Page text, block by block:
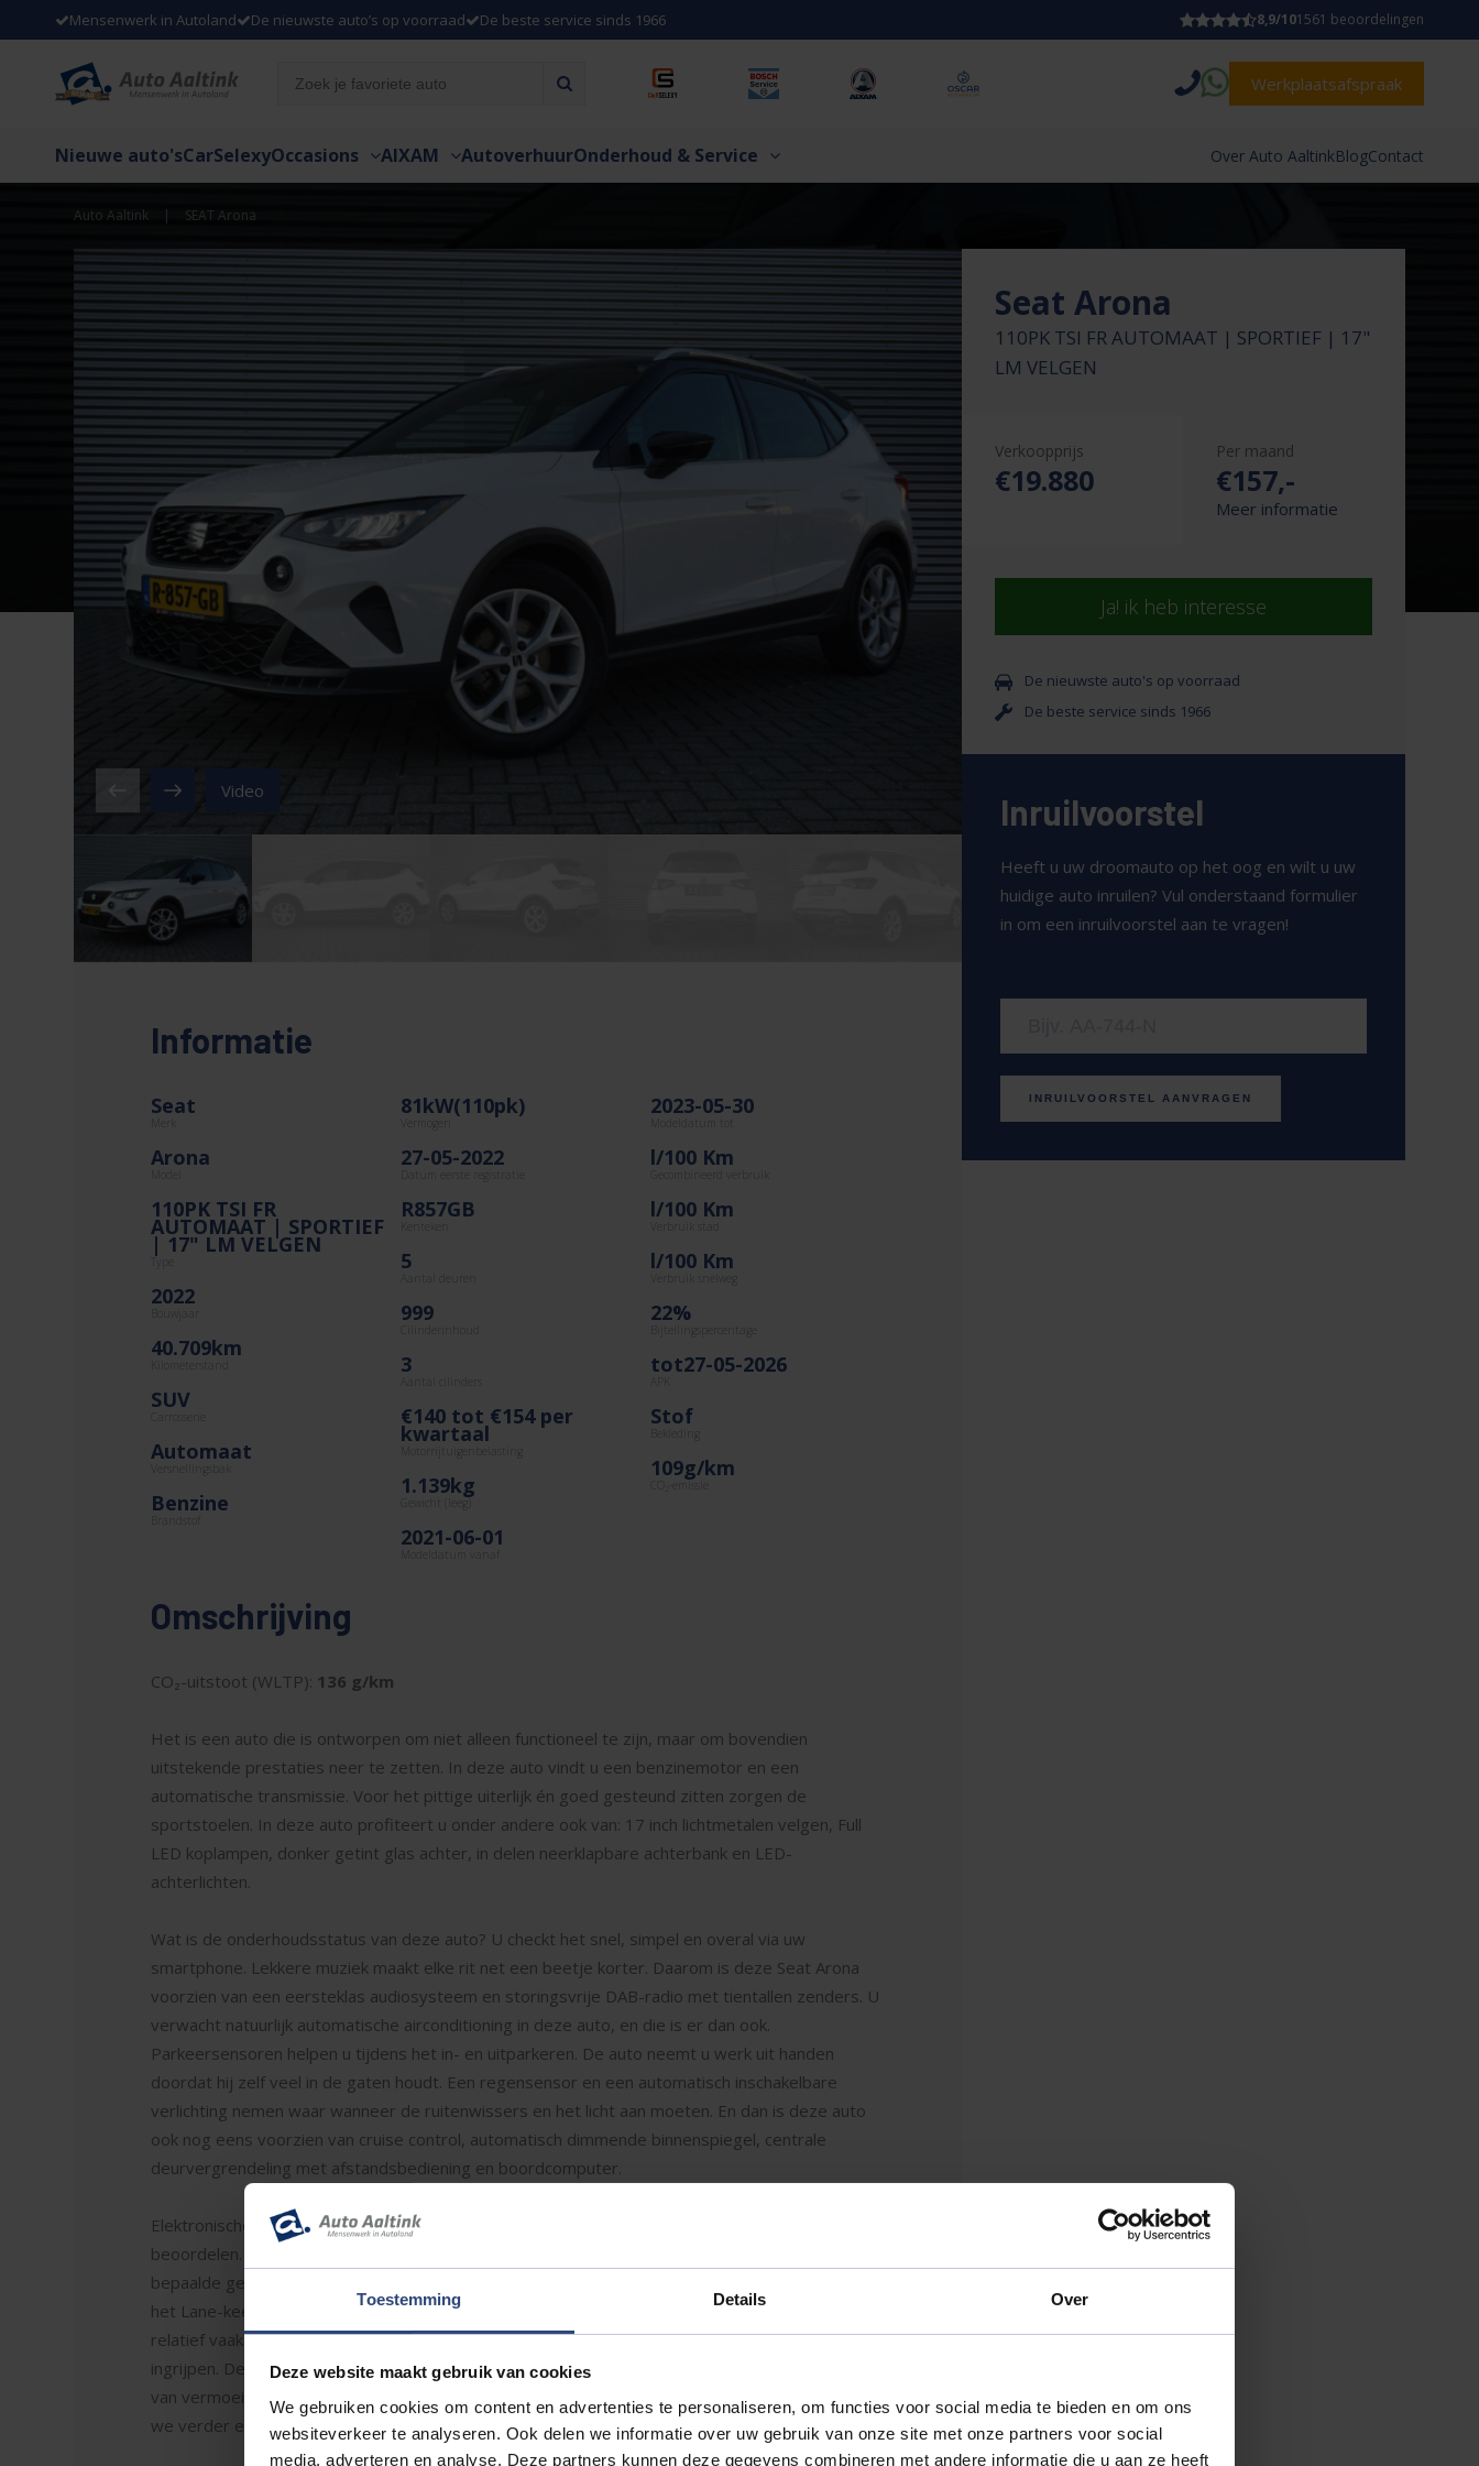
Toestemming Details Over
Deze website maakt gebruik van cookies
We gebruiken cookies om content en advertenties te personaliseren, om functies voor social media te bieden en om ons
websiteverkeer te analyseren. Ook delen we informatie over uw gebruik van onze site met onze partners voor social
media, adverteren en analyse. Deze partners kunnen deze gegevens combineren met andere informatie die u aan ze heeft
Mensenwerk in Autoland De nieuwste auto’s op voorraad De beste service sinds 1966 8,9/101561 beoordelingen
Werkplaatsafspraak
Nieuwe auto'sCarSelexyOccasions AIXAM AutoverhuurOnderhoud & Service Over Auto AaltinkBlogContact
Auto Aaltink | SEAT Arona
Video
Informatie
Seat
Arona
110PK TSI FR
AUTOMAAT | SPORTIEF
| 17" LM VELGEN
2022
40.709km
SUV
Automaat
Versnellingsbak
Benzine
81kW(110pk)
Vermogen
27-05-2022
Datum eerste registratie
R857GB
5
999
3
€140 tot €154 per
kwartaal
Motorrijtuigenbelasting
1.139kg
Gewicht (leeg)
2021-06-01
2023-05-30
l/100 Km
l/100 Km
l/100 Km
Verbruik snelweg
22%
Bijtellingspercentage
tot27-05-2026
Stof
Bekleding
109g/km
Omschrijving
CO₂-uitstoot (WLTP): 136 g/km
Het is een auto die is ontworpen om niet alleen functioneel te zijn, maar om bovendien
uitstekende prestaties neer te zetten. In deze auto vindt u een benzinemotor en een
automatische transmissie. Voor het pittige uiterlijk én goed gesteund zitten zorgen de
sportstoelen. In deze auto profiteert u onder andere ook van: 17 inch lichtmetalen velgen, Full
LED koplampen, donker getint glas achter, in delen neerklapbare achterbank en LED-
achterlichten.
Wat is de onderhoudsstatus van deze auto? U checkt het snel, simpel en overal via uw
smartphone. Lekkere muziek maakt elke rit net een beetje korter. Daarom is deze Seat Arona
voorzien van een eersteklas audiosysteem en storingsvrije DAB-radio met tientallen zenders. U
verwacht natuurlijk automatische airconditioning in deze auto, en die is er dan ook.
Parkeersensoren helpen u tijdens het in- en uitparkeren. De auto neemt u werk uit handen
doordat hij zelf veel in de gaten houdt. Een regensensor en een automatisch inschakelbare
verlichting nemen waar wanneer de ruitenwissers en het licht aan moeten. En dan is deze auto
ook nog eens voorzien van cruise control, automatisch dimmende binnenspiegel, centrale
deurvergrendeling met afstandsbediening en boordcomputer.
Elektronische veiligheidsvoorzieningen helpen u onderweg om de situatie op de weg te
beoordelen. Deze systemen waarschuwen u als er een riskante situatie ontstaat, en kunnen in
bepaalde gevallen ook zelf ingrijpen. Indien u onbedoeld de rijstrook lijkt te verlaten, reageert
het Lane-keeping systeem meteen en corrigeert. Botsingen met een voorligger gebeuren
relatief vaak. De forward collision warning slaat tijdig alarm als dat risico ontstaat, zodat u kunt
ingrijpen. De veiligheidssystemen in deze auto nemen het zelfs waar als de bestuurder tekenen
van vermoeidheid vertoont, en waarschuwen dan met een duidelijk signaal. In deze Seat vinden
we verder een hill hold functie, autonoom remsysteem en bandenspanningcontrolesysteem.
Seat Arona
110PK TSI FR AUTOMAAT | SPORTIEF | 17"
LM VELGEN
Verkoopprijs
€19.880
Per maand
€157,-
Meer informatie
Ja! ik heb interesse
De nieuwste auto's op voorraad
De beste service sinds 1966
Inruilvoorstel
Heeft u uw droomauto op het oog en wilt u uw
huidige auto inruilen? Vul onderstaand formulier
in om een inruilvoorstel aan te vragen!
INRUILVOORSTEL AANVRAGEN